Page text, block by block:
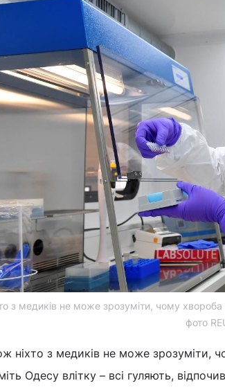
з медиків не може зрозуміти, чому
фото
ніхто з медиків не може зрозуміти,
Одесу влітку – всі гуляють,